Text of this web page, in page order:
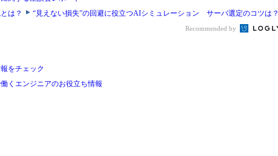
は？
“見えない損失”の回避に役立つAIシミュレーション サーバ選定のコツは？
Recommended by
をチェック
くエンジニアのお役立ち情報